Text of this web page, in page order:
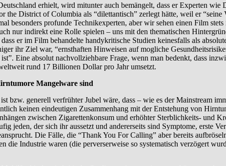
erhielt, wird mitunter auch bemängelt, dass er Experten wie
District of Columbia als “dilettantisch” zerlegt hätte, weil er
besonders profunde Technikexperten, aber wir sehen einen Film
nur indirekt eine Rolle spielen – uns mit den thematischen
er im Film behandelte handykritische Studien keinesfalls als
ihr Ziel war, “ernsthaften Hinweisen auf mogliche
Eine absolut nachvollziehbare Frage, wenn man bedenkt, dass
rund 17 Billionen Dollar pro Jahr umsetzt.
Mangelware sind
generell verfrühter Jubel wäre, dass – wie es der Mainstream
keinen eindeutigen Zusammenhang mit der Entstehung von
zwischen Zigarettenkonsum und erhöhter Sterblichkeits- und
jeden, der sich ihr aussetzt und andererseits sind Symptome, erste
Die Fälle, die “Thank You For Calling” aber bereits
Industrie waren (die perverserweise so systematisch verzögert